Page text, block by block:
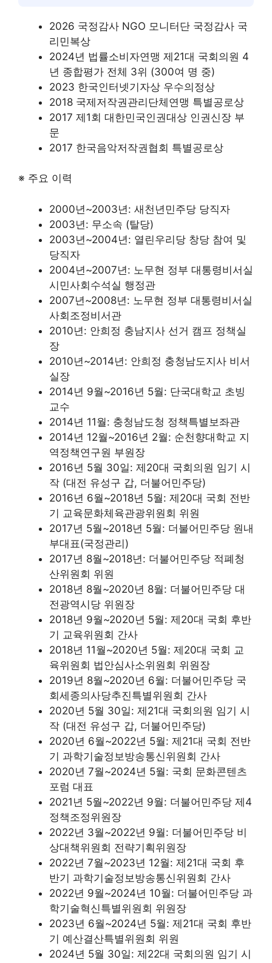
2026 국정감사 NGO 모니터단 국정감사 국
리민복상
2024년 법률소비자연맹 제21대 국회의원 4
년 종합평가 전체 3위 (300여 명 중)
2023 한국인터넷기자상 우수의정상
2018 국제저작권관리단체연맹 특별공로상
2017 제1회 대한민국인권대상 인권신장 부
문
2017 한국음악저작권협회 특별공로상
※ 주요 이력
2000년~2003년: 새천년민주당 당직자
2003년: 무소속 (탈당)
2003년~2004년: 열린우리당 창당 참여 및
당직자
2004년~2007년: 노무현 정부 대통령비서실
시민사회수석실 행정관
2007년~2008년: 노무현 정부 대통령비서실
사회조정비서관
2010년: 안희정 충남지사 선거 캠프 정책실
장
2010년~2014년: 안희정 충청남도지사 비서
실장
2014년 9월~2016년 5월: 단국대학교 초빙
교수
2014년 11월: 충청남도청 정책특별보좌관
2014년 12월~2016년 2월: 순천향대학교 지
역정책연구원 부원장
2016년 5월 30일: 제20대 국회의원 임기 시
작 (대전 유성구 갑, 더불어민주당)
2016년 6월~2018년 5월: 제20대 국회 전반
기 교육문화체육관광위원회 위원
2017년 5월~2018년 5월: 더불어민주당 원내
부대표(국정관리)
2017년 8월~2018년: 더불어민주당 적폐청
산위원회 위원
2018년 8월~2020년 8월: 더불어민주당 대
전광역시당 위원장
2018년 9월~2020년 5월: 제20대 국회 후반
기 교육위원회 간사
2018년 11월~2020년 5월: 제20대 국회 교
육위원회 법안심사소위원회 위원장
2019년 8월~2020년 6월: 더불어민주당 국
회세종의사당추진특별위원회 간사
2020년 5월 30일: 제21대 국회의원 임기 시
작 (대전 유성구 갑, 더불어민주당)
2020년 6월~2022년 5월: 제21대 국회 전반
기 과학기술정보방송통신위원회 간사
2020년 7월~2024년 5월: 국회 문화콘텐츠
포럼 대표
2021년 5월~2022년 9월: 더불어민주당 제4
정책조정위원장
2022년 3월~2022년 9월: 더불어민주당 비
상대책위원회 전략기획위원장
2022년 7월~2023년 12월: 제21대 국회 후
반기 과학기술정보방송통신위원회 간사
2022년 9월~2024년 10월: 더불어민주당 과
학기술혁신특별위원회 위원장
2023년 6월~2024년 5월: 제21대 국회 후반
기 예산결산특별위원회 위원
2024년 5월 30일: 제22대 국회의원 임기 시